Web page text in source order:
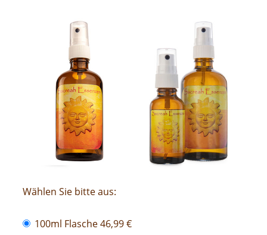
Wählen Sie bitte aus:
100ml Flasche 46,99 €